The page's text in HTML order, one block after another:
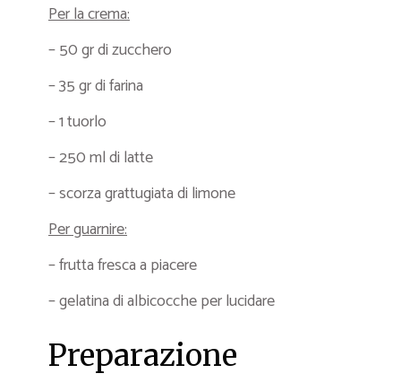
Per la crema:
– 50 gr di zucchero
– 35 gr di farina
– 1 tuorlo
– 250 ml di latte
– scorza grattugiata di limone
Per guarnire:
– frutta fresca a piacere
– gelatina di albicocche per lucidare
Preparazione